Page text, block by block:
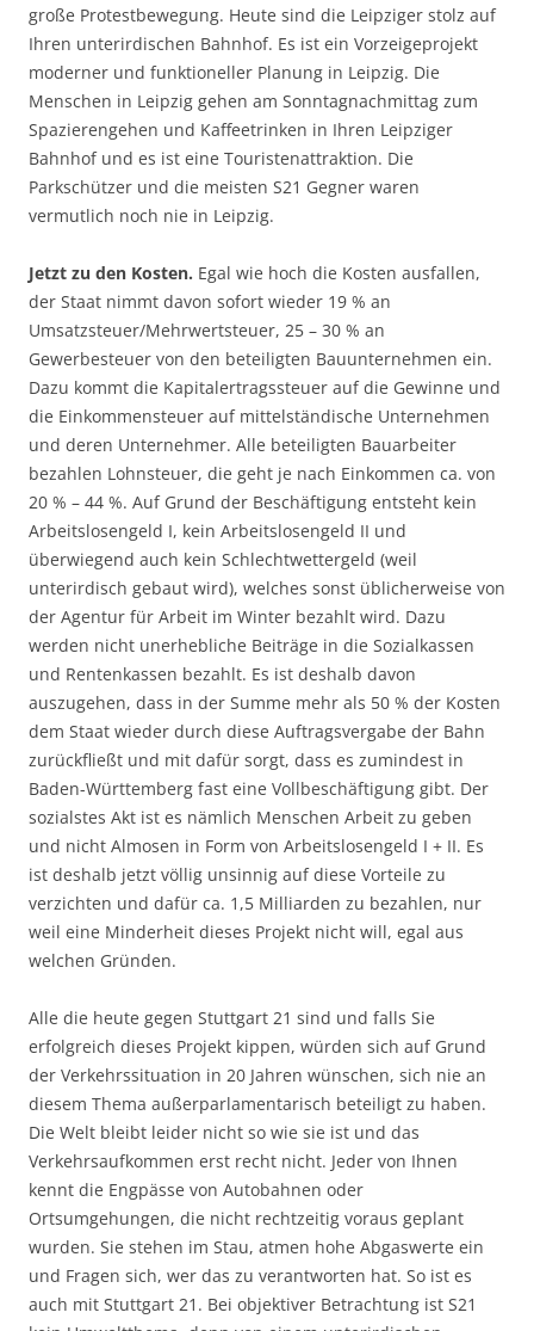
große Protestbewegung. Heute sind die Leipziger stolz auf
Ihren unterirdischen Bahnhof. Es ist ein Vorzeigeprojekt
moderner und funktioneller Planung in Leipzig. Die
Menschen in Leipzig gehen am Sonntagnachmittag zum
Spazierengehen und Kaffeetrinken in Ihren Leipziger
Bahnhof und es ist eine Touristenattraktion. Die
Parkschützer und die meisten S21 Gegner waren
vermutlich noch nie in Leipzig.
Jetzt zu den Kosten. Egal wie hoch die Kosten ausfallen,
der Staat nimmt davon sofort wieder 19 % an
Umsatzsteuer/Mehrwertsteuer, 25 – 30 % an
Gewerbesteuer von den beteiligten Bauunternehmen ein.
Dazu kommt die Kapitalertragssteuer auf die Gewinne und
die Einkommensteuer auf mittelständische Unternehmen
und deren Unternehmer. Alle beteiligten Bauarbeiter
bezahlen Lohnsteuer, die geht je nach Einkommen ca. von
20 % – 44 %. Auf Grund der Beschäftigung entsteht kein
Arbeitslosengeld I, kein Arbeitslosengeld II und
überwiegend auch kein Schlechtwettergeld (weil
unterirdisch gebaut wird), welches sonst üblicherweise von
der Agentur für Arbeit im Winter bezahlt wird. Dazu
werden nicht unerhebliche Beiträge in die Sozialkassen
und Rentenkassen bezahlt. Es ist deshalb davon
auszugehen, dass in der Summe mehr als 50 % der Kosten
dem Staat wieder durch diese Auftragsvergabe der Bahn
zurückfließt und mit dafür sorgt, dass es zumindest in
Baden-Württemberg fast eine Vollbeschäftigung gibt. Der
sozialstes Akt ist es nämlich Menschen Arbeit zu geben
und nicht Almosen in Form von Arbeitslosengeld I + II. Es
ist deshalb jetzt völlig unsinnig auf diese Vorteile zu
verzichten und dafür ca. 1,5 Milliarden zu bezahlen, nur
weil eine Minderheit dieses Projekt nicht will, egal aus
welchen Gründen.
Alle die heute gegen Stuttgart 21 sind und falls Sie
erfolgreich dieses Projekt kippen, würden sich auf Grund
der Verkehrssituation in 20 Jahren wünschen, sich nie an
diesem Thema außerparlamentarisch beteiligt zu haben.
Die Welt bleibt leider nicht so wie sie ist und das
Verkehrsaufkommen erst recht nicht. Jeder von Ihnen
kennt die Engpässe von Autobahnen oder
Ortsumgehungen, die nicht rechtzeitig voraus geplant
wurden. Sie stehen im Stau, atmen hohe Abgaswerte ein
und Fragen sich, wer das zu verantworten hat. So ist es
auch mit Stuttgart 21. Bei objektiver Betrachtung ist S21